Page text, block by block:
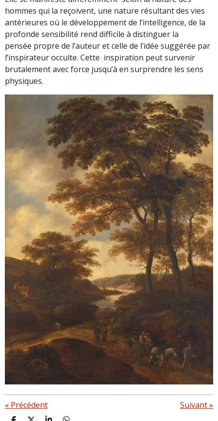
hommes qui la reçoivent, une nature résultant des vies
antérieures où le développement de l’intelligence, de la
profonde sensibilité rend difficile à distinguer la
pensée propre de l’auteur et celle de l’idée suggérée par
l’inspirateur occulte. Cette inspiration peut survenir
brutalement avec force jusqu’à en surprendre les sens
physiques.
« Précédent Suivant»